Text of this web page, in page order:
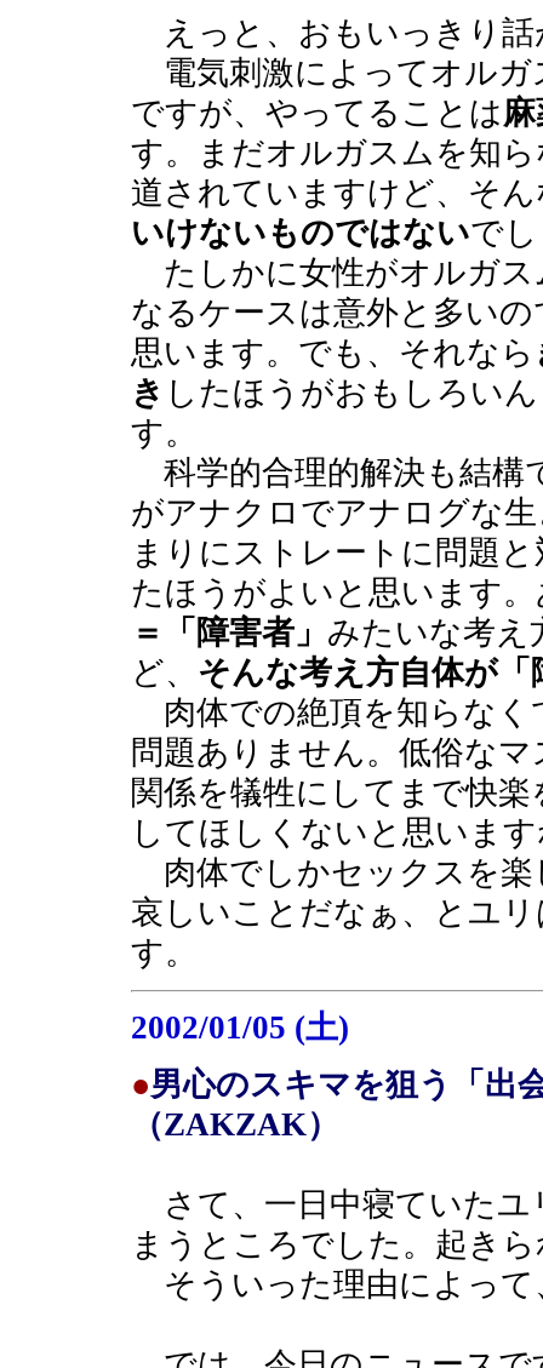
えっと、おもいっきり話
電気刺激によってオルガ
ですが、やってることは
す。まだオルガスムを知
道されていますけど、そ
いけないものではないで
たしかに女性がオルガス
なるケースは意外と多い
思います。でも、それなら
き したほうがおもしろい
す。
科学的合理的解決も結構
がアナクロでアナログな
まりにストレートに問題
たほうがよいと思います
＝「障害者」 みたいな考え
ど、 そんな考え方自体が「
肉体での絶頂を知らなく
問題ありません。低俗な
関係を犠牲にしてまで快
してほしくないと思いま
肉体でしかセックスを楽
哀しいことだなぁ、とユ
す。
2002/01/05 (土)
●男心のスキマを狙う「出
（ZAKZAK）
さて、一日中寝ていたユ
まうところでした。起き
そういった理由によって